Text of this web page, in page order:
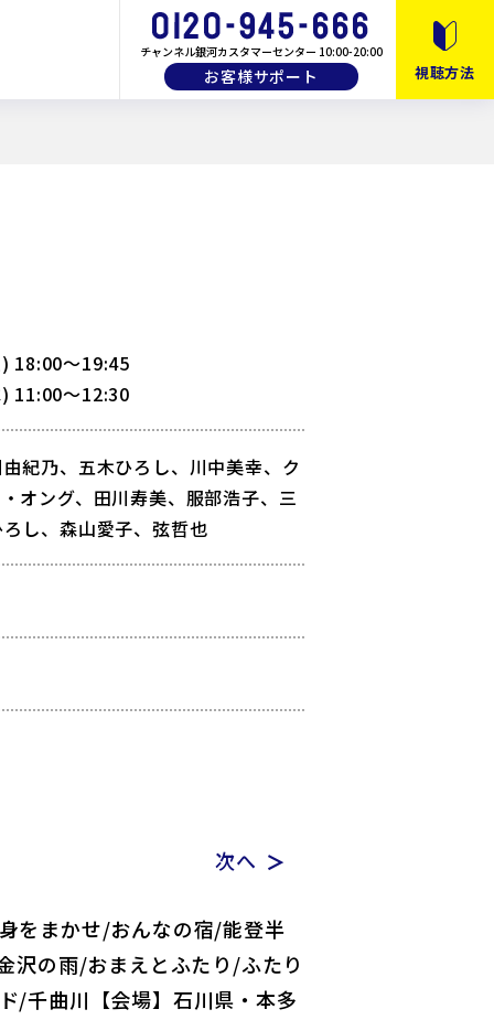
チャンネル銀河カスタマーセンター 10:00-20:00
お客様サポート 視聴方法
18:00〜19:45
11:00〜12:30
紀乃、五木ひろし、川中美幸、ク
オング、田川寿美、服部浩子、三
し、森山愛子、弦哲也
次へ
をまかせ/おんなの宿/能登半
沢の雨/おまえとふたり/ふたり
/千曲川【会場】石川県・本多